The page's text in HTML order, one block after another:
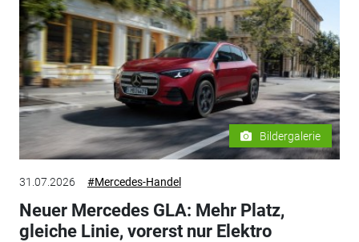
Bildergalerie
31.07.2026 #Mercedes-Handel
Neuer Mercedes GLA: Mehr Platz,
gleiche Linie, vorerst nur Elektro